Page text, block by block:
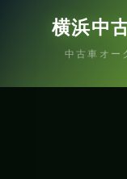
横浜中
中古車オー